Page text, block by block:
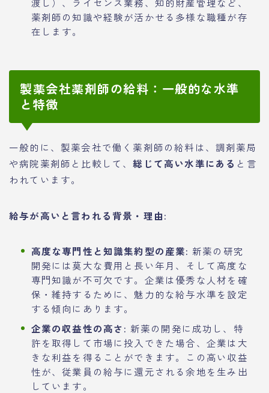
薬剤師の知識や経験が活かせる多様な職種が存
在します。
製薬会社薬剤師の給料：一般的な水準
と特徴
一般的に、製薬会社で働く薬剤師の給料は、調剤薬局
や病院薬剤師と比較して、総じて高い水準にある と言
われています。
給与が高いと言われる背景・理由:
高度な専門性と知識集約型の産業: 新薬の研究
開発には莫大な費用と長い年月、そして高度な
専門知識が不可欠です。企業は優秀な人材を確
保・維持するために、魅力的な給与水準を設定
する傾向にあります。
企業の収益性の高さ: 新薬の開発に成功し、特
許を取得して市場に投入できた場合、企業は大
きな利益を得ることができます。この高い収益
性が、従業員の給与に還元される余地を生み出
しています。